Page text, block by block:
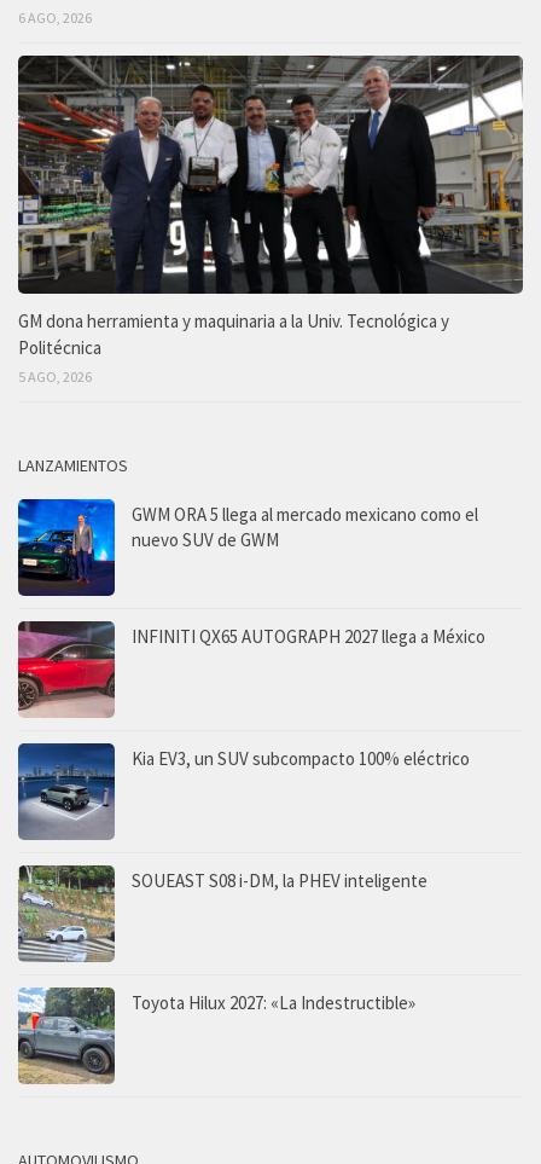
6 AGO, 2026
GM dona herramienta y maquinaria a la Univ. Tecnológica y
Politécnica
5 AGO, 2026
LANZAMIENTOS
GWM ORA 5 llega al mercado mexicano como el
nuevo SUV de GWM
INFINITI QX65 AUTOGRAPH 2027 llega a México
Kia EV3, un SUV subcompacto 100% eléctrico
SOUEAST S08 i-DM, la PHEV inteligente
Toyota Hilux 2027: «La Indestructible»